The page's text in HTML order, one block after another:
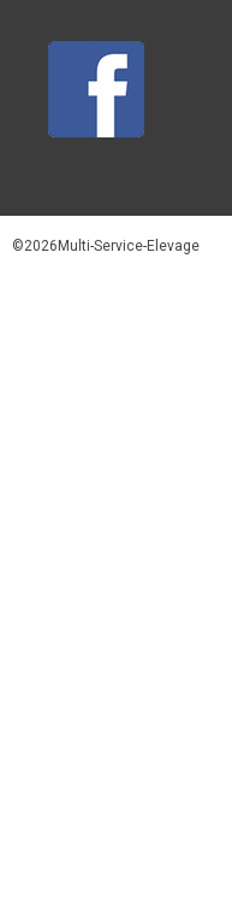
©2026Multi-Service-Elevage